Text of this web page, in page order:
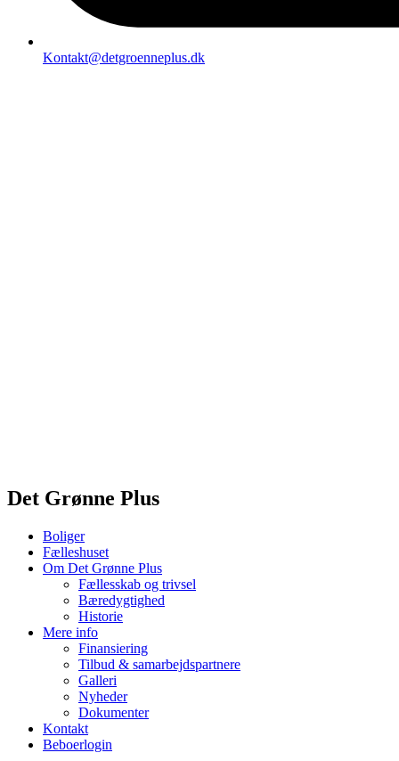
Kontakt@detgroenneplus.dk
Det Grønne Plus
Boliger
Fælleshuset
Om Det Grønne Plus
Fællesskab og trivsel
Bæredygtighed
Historie
Mere info
Finansiering
Tilbud & samarbejdspartnere
Galleri
Nyheder
Dokumenter
Kontakt
Beboerlogin